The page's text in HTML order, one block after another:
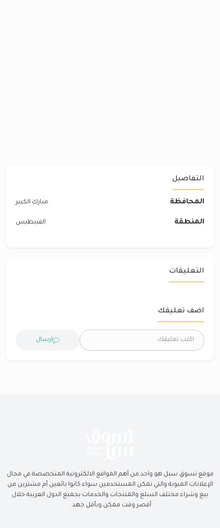
التفاصيل
المحافظة مبارك الكبير
المنطقة الفنيطيس
التعليقات
اضف تعليقك
ارسال
موقع تسوق سيل هو واحد من أهم المواقع الالكترونية المتخصصة في مجال
الإعلانات المبوبة والتي تمكن المستخدمين سواء كانوا بائعين أم مشترين من
بيع وشراء مختلف السلع والمنتجات والخدمات بجميع الدول العربية خلال
أقصر وقت ممكن وبأقل جهد .